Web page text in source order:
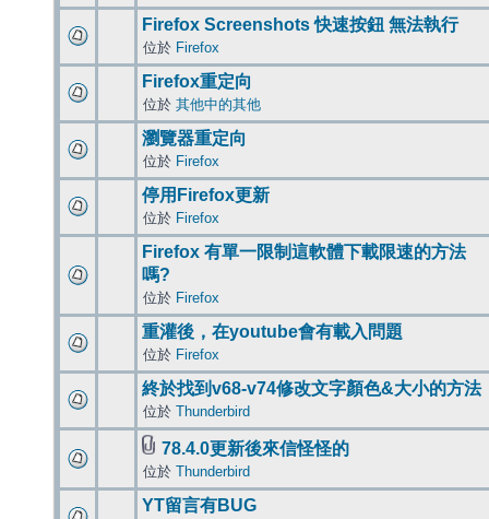
Firefox Screenshots 快速按鈕 無法執行
位於 Firefox
Firefox重定向
位於 其他中的其他
瀏覽器重定向
位於 Firefox
停用Firefox更新
位於 Firefox
Firefox 有單一限制這軟體下載限速的方法
嗎?
位於 Firefox
重灌後，在youtube會有載入問題
位於 Firefox
終於找到v68-v74修改文字顏色&大小的方法
位於 Thunderbird
78.4.0更新後來信怪怪的
位於 Thunderbird
YT留言有BUG